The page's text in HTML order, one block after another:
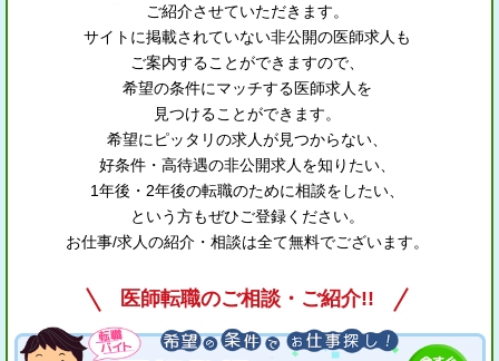
ご紹介させていただきます。
サイトに掲載されていない非公開の医師求人も
ご案内することができますので、
希望の条件にマッチする医師求人を
見つけることができます。
希望にピッタリの求人が見つからない、
好条件・高待遇の非公開求人を知りたい、
1年後・2年後の転職のために相談をしたい、
という方もぜひご登録ください。
お仕事/求人の紹介・相談は全て無料でございます。
医師転職のご相談・ご紹介!!